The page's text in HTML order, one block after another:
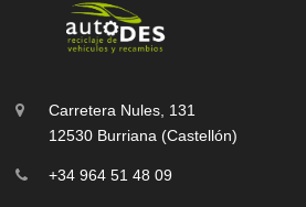
Carretera Nules, 131
12530 Burriana (Castellón)
+34 964 51 48 09